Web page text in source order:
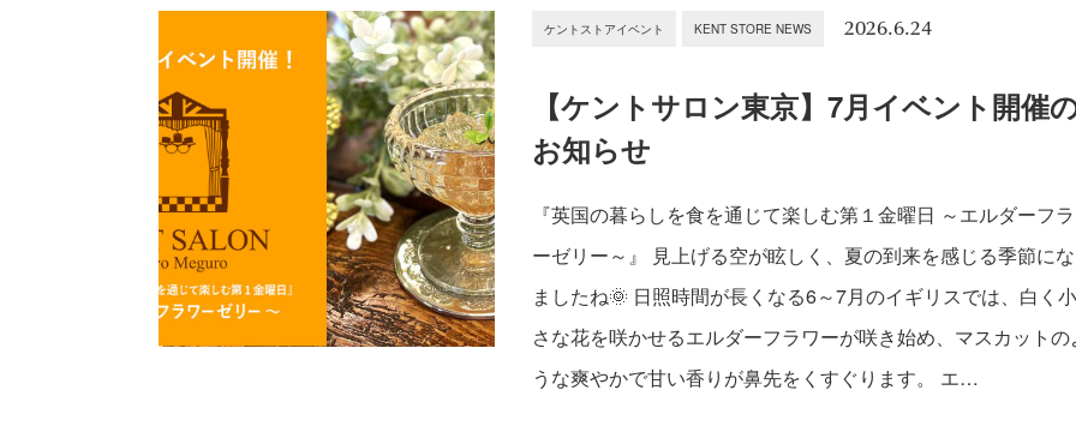
ケントストアイベント KENT STORE NEWS 2026.6.24
【ケントサロン東京】7月イベント開催
お知らせ
『英国の暮らしを食を通じて楽しむ第１金曜日 ～エルダーフ
ーゼリー～』 見上げる空が眩しく、夏の到来を感じる季節にな
ましたね🌞 日照時間が長くなる6～7月のイギリスでは、白く小
さな花を咲かせるエルダーフラワーが咲き始め、マスカットの
うな爽やかで甘い香りが鼻先をくすぐります。 エ…